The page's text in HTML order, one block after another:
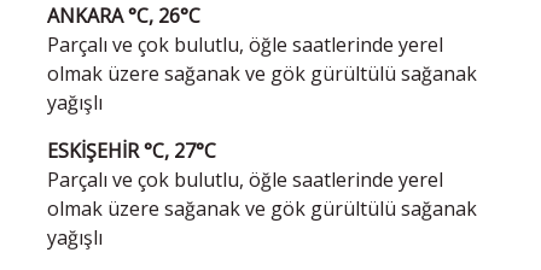
ANKARA °C, 26°C
Parçalı ve çok bulutlu, öğle saatlerinde yerel
olmak üzere sağanak ve gök gürültülü sağanak
yağışlı
ESKİŞEHİR °C, 27°C
Parçalı ve çok bulutlu, öğle saatlerinde yerel
olmak üzere sağanak ve gök gürültülü sağanak
yağışlı